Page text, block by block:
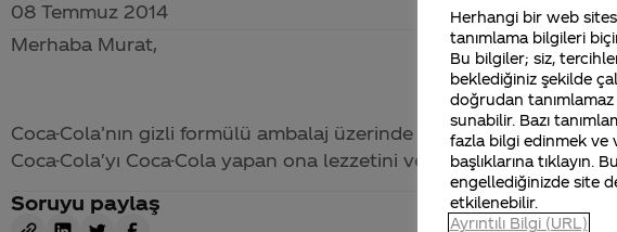
08 Temmuz 2014
Merhaba Murat,
Coca-Cola’nın gizli formülü ambalaj üzerinde de yazan doğal
Coca-Cola'yı Coca-Cola yapan ona lezzetini veren ticari sırrımızdır.
Soruyu paylaş
Herhangi bir web
tanımlama bilgileri
Bu bilgiler; siz,
beklediğiniz şekilde
doğrudan
sunabilir. Bazı
fazla bilgi edinmek ve
başlıklarına tıklayın.
engellediğinizde site
etkilenebilir.
Ayrıntılı Bilgi (URL)